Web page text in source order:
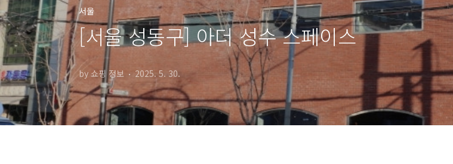
서울
[서울 성동구] 아더 성수 스페이스
by 쇼핑 정보 2025. 5. 30.